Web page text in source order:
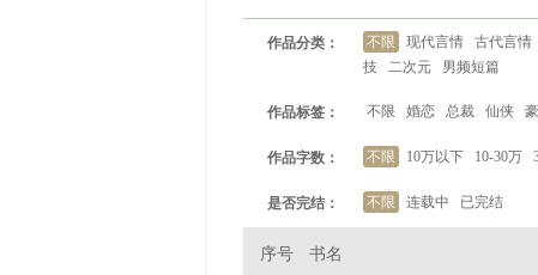
作品分类： 不限 现代言情 古代言情
技
二次元 男频短篇
作品标签： 不限 婚恋 总裁 仙侠
作品字数： 不限 10万以下 10-30万
是否完结： 不限 连载中 已完结
序号 书名